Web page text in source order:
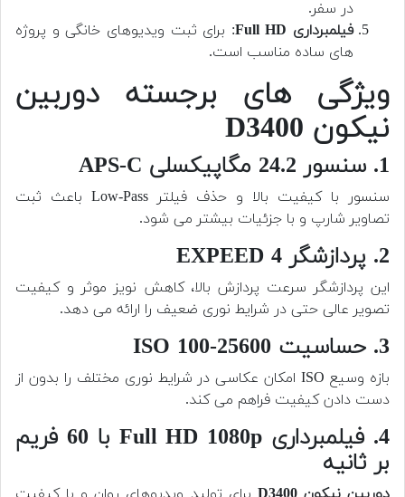
در سفر.
فیلمبرداری Full HD
: برای ثبت ویدیوهای خانگی و پروژه
های ساده مناسب است.
ویژگی های برجسته دوربین
نیکون D3400
1. سنسور 24.2 مگاپیکسلی APS-C
سنسور با کیفیت بالا و حذف فیلتر Low-Pass باعث ثبت
تصاویر شارپ و با جزئیات بیشتر می شود.
2. پردازشگر EXPEED 4
این پردازشگر سرعت پردازش بالا، کاهش نویز موثر و کیفیت
تصویر عالی حتی در شرایط نوری ضعیف را ارائه می دهد.
3. حساسیت ISO 100-25600
بازه وسیع ISO امکان عکاسی در شرایط نوری مختلف را بدون از
دست دادن کیفیت فراهم می کند.
4. فیلمبرداری Full HD 1080p با 60 فریم
بر ثانیه